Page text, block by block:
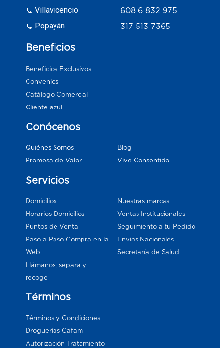
Villavicencio
Popayán
608 6 832 975
317 513 7365
Beneficios
Beneficios Exclusivos
Convenios
Catálogo Comercial
Cliente azul
Conócenos
Quiénes Somos
Promesa de Valor
Blog
Vive Consentido
Servicios
Domicilios
Horarios Domicilios
Puntos de Venta
Paso a Paso Compra en la
Web
Llámanos, separa y
recoge
Nuestras marcas
Ventas Institucionales
Seguimiento a tu Pedido
Envios Nacionales
Secretaría de Salud
Términos
Términos y Condiciones
Droguerías Cafam
Autorización Tratamiento